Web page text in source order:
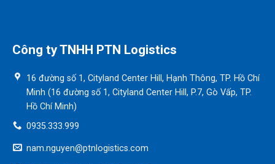
Công ty TNHH PTN Logistics
16 đường số 1, Cityland Center Hill, Hạnh Thông, TP. Hồ Chí
Minh (16 đường số 1, Cityland Center Hill, P.7, Gò Vấp, TP.
Hồ Chí Minh)
0935.333.999
nam.nguyen@ptnlogistics.com